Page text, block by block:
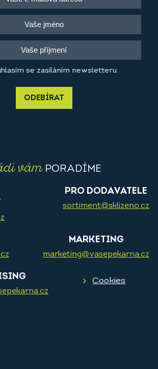
se zasíláním newsletteru
ODEBÍRAT
vámPORADÍME
PRO DODAVATELE
sortiment@sklizeno.cz
MARKETING
marketing@vasepekarna.cz
Cookies